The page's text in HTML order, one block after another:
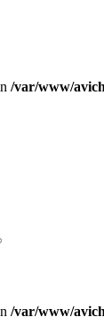
/var/www/
/var/www/